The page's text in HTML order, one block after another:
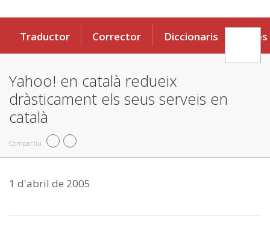
Traductor Corrector Diccionaris Eines
Yahoo! en català redueix
dràsticament els seus serveis en
català
Compartiu
1 d'abril de 2005